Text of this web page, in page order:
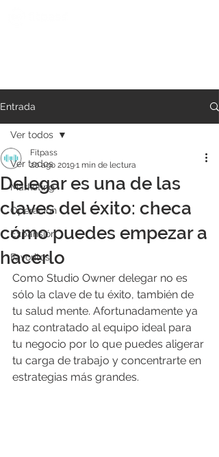
Entrada
Ver todos
Marketing
Operación
Expansión
Favoritos
Ver todos
Delegar es una de las
claves del éxito: checa
cómo puedes empezar a
hacerlo
Fitpass
20 ago 20191 min de lectura
Como Studio Owner delegar no es
sólo la clave de tu éxito, también de
tu salud mente. Afortunadamente ya
haz contratado al equipo ideal para
tu negocio por lo que puedes aligerar
tu carga de trabajo y concentrarte en
estrategias más grandes.